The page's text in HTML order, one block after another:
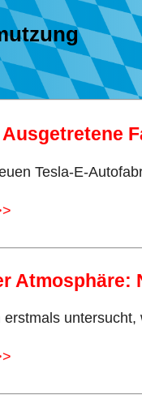
Ausgetretene
Tesla-E-